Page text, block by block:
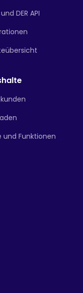
DER API
und Funktionen